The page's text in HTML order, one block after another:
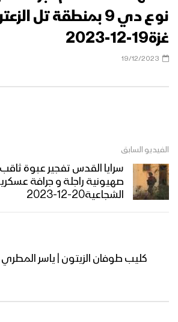
نوع دي 9 بمنطقة تل
غزة19-12-2023
19/12/2023
الفيديو السابق
سرايا القدس تفجير عبوة
صهيونية راجلة و جرافة
الشجاعية20-12-2023
كليب طوفان الزيتون | ياسر المطري –